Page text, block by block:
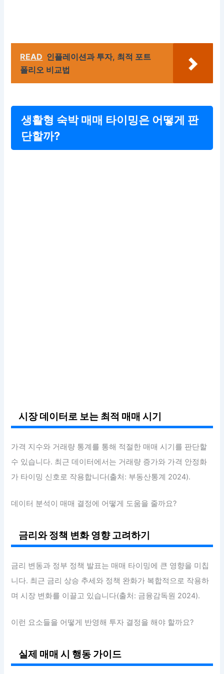
READ 인플레이션과 투자, 최적 포트
폴리오 비교법
생활형 숙박 매매 타이밍은 어떻게 판
단할까?
시장 데이터로 보는 최적 매매 시기
가격 지수와 거래량 통계를 통해 적절한 매매 시기를 판단할
수 있습니다. 최근 데이터에서는 거래량 증가와 가격 안정화
가 타이밍 신호로 작용합니다(출처: 부동산통계 2024).
데이터 분석이 매매 결정에 어떻게 도움을 줄까요?
금리와 정책 변화 영향 고려하기
금리 변동과 정부 정책 발표는 매매 타이밍에 큰 영향을 미칩
니다. 최근 금리 상승 추세와 정책 완화가 복합적으로 작용하
며 시장 변화를 이끌고 있습니다(출처: 금융감독원 2024).
이런 요소들을 어떻게 반영해 투자 결정을 해야 할까요?
실제 매매 시 행동 가이드